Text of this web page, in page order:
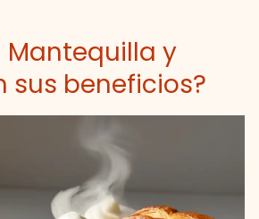
Mantequilla y
sus beneficios?